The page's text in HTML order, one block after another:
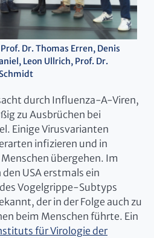
Dr. Thomas Erren, Denis
Leon Ullrich, Prof. Dr.
durch Influenza-A-Viren,
zu Ausbrüchen bei
Einige Virusvarianten
infizieren und in
übergehen. Im
USA erstmals ein
Vogelgrippe-Subtyps
der in der Folge auch zu
beim Menschen führte. Ein
für Virologie der